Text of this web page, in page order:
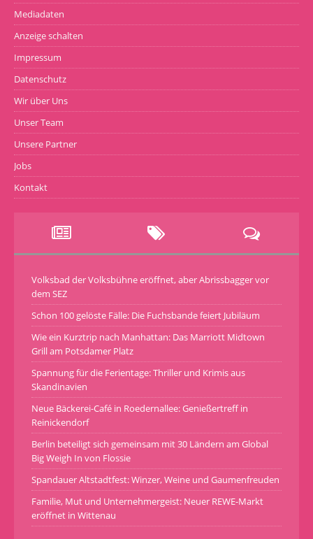
Mediadaten
Anzeige schalten
Impressum
Datenschutz
Wir über Uns
Unser Team
Unsere Partner
Jobs
Kontakt
Volksbad der Volksbühne eröffnet, aber Abrissbagger vor
dem SEZ
Schon 100 gelöste Fälle: Die Fuchsbande feiert Jubiläum
Wie ein Kurztrip nach Manhattan: Das Marriott Midtown
Grill am Potsdamer Platz
Spannung für die Ferientage: Thriller und Krimis aus
Skandinavien
Neue Bäckerei-Café in Roedernallee: Genießertreff in
Reinickendorf
Berlin beteiligt sich gemeinsam mit 30 Ländern am Global
Big Weigh In von Flossie
Spandauer Altstadtfest: Winzer, Weine und Gaumenfreuden
Familie, Mut und Unternehmergeist: Neuer REWE-Markt
eröffnet in Wittenau